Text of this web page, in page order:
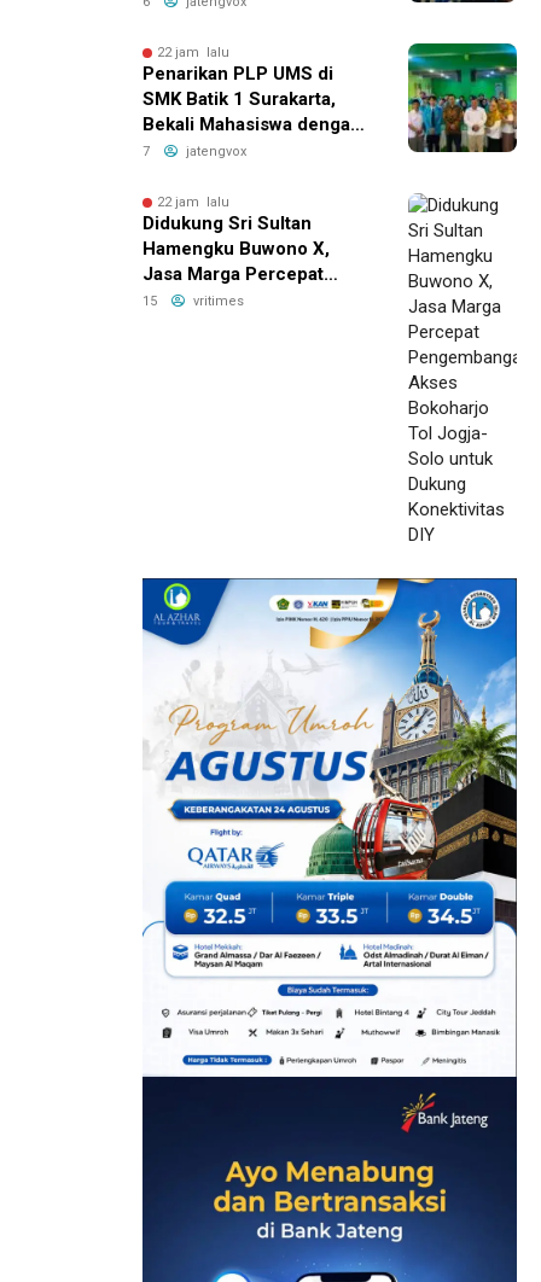
22 jam lalu
Penarikan PLP UMS di
SMK Batik 1 Surakarta,
Bekali Mahasiswa dengan
Pengalaman Nyata Dunia
7 jatengvox
22 jam lalu
Didukung Sri Sultan
Hamengku Buwono X,
Jasa Marga Percepat
Pengembangan Akses
15 vritimes